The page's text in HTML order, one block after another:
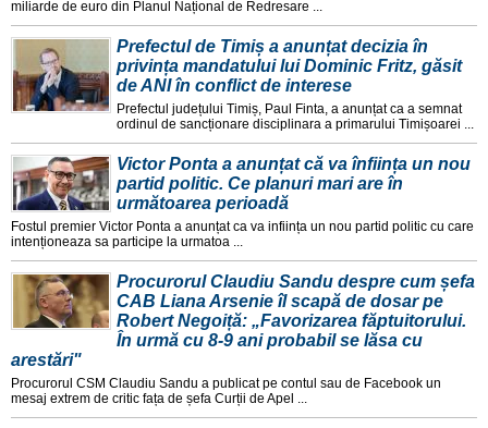
miliarde de euro din Planul Național de Redresare ...
Prefectul de Timiș a anunțat decizia în
privința mandatului lui Dominic Fritz, găsit
de ANI în conflict de interese
Prefectul județului Timiș, Paul Finta, a anunțat ca a semnat
ordinul de sancționare disciplinara a primarului Timișoarei ...
Victor Ponta a anunțat că va înființa un nou
partid politic. Ce planuri mari are în
următoarea perioadă
Fostul premier Victor Ponta a anunțat ca va inființa un nou partid politic cu care
intenționeaza sa participe la urmatoa ...
Procurorul Claudiu Sandu despre cum șefa
CAB Liana Arsenie îl scapă de dosar pe
Robert Negoiță: „Favorizarea făptuitorului.
În urmă cu 8-9 ani probabil se lăsa cu
arestări"
Procurorul CSM Claudiu Sandu a publicat pe contul sau de Facebook un
mesaj extrem de critic fața de șefa Curții de Apel ...